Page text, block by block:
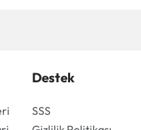
Destek
SSS